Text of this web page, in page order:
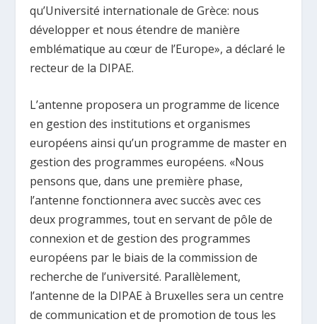
qu’Université internationale de Grèce: nous
développer et nous étendre de manière
emblématique au cœur de l’Europe», a déclaré le
recteur de la DIPAE.
L’antenne proposera un programme de licence
en gestion des institutions et organismes
européens ainsi qu’un programme de master en
gestion des programmes européens. «Nous
pensons que, dans une première phase,
l’antenne fonctionnera avec succès avec ces
deux programmes, tout en servant de pôle de
connexion et de gestion des programmes
européens par le biais de la commission de
recherche de l’université. Parallèlement,
l’antenne de la DIPAE à Bruxelles sera un centre
de communication et de promotion de tous les